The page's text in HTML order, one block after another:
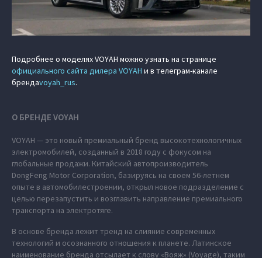
Подробнее о моделях VOYAH можно узнать на странице
официального сайта дилера VOYAH и в телеграм-канале
брендаvoyah_rus.
О БРЕНДЕ VOYAH
VOYAH — это новый премиальный бренд высокотехнологичных
электромобилей, созданный в 2018 году с фокусом на
глобальные продажи. Китайский автопроизводитель
DongFeng Motor Corporation, базируясь на своем 56-летнем
опыте в автомобилестроении, открыл новое подразделение с
целью перезапустить и возглавить направление премиального
транспорта на электротяге.
В основе бренда лежит тренд на слияние современных
технологий и осознанного отношения к планете. Латинское
наименование бренда отсылает к слову «Вояж» (Voyage), таким